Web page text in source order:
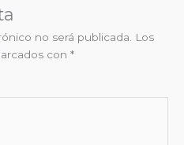
no será publicada. Los
con *